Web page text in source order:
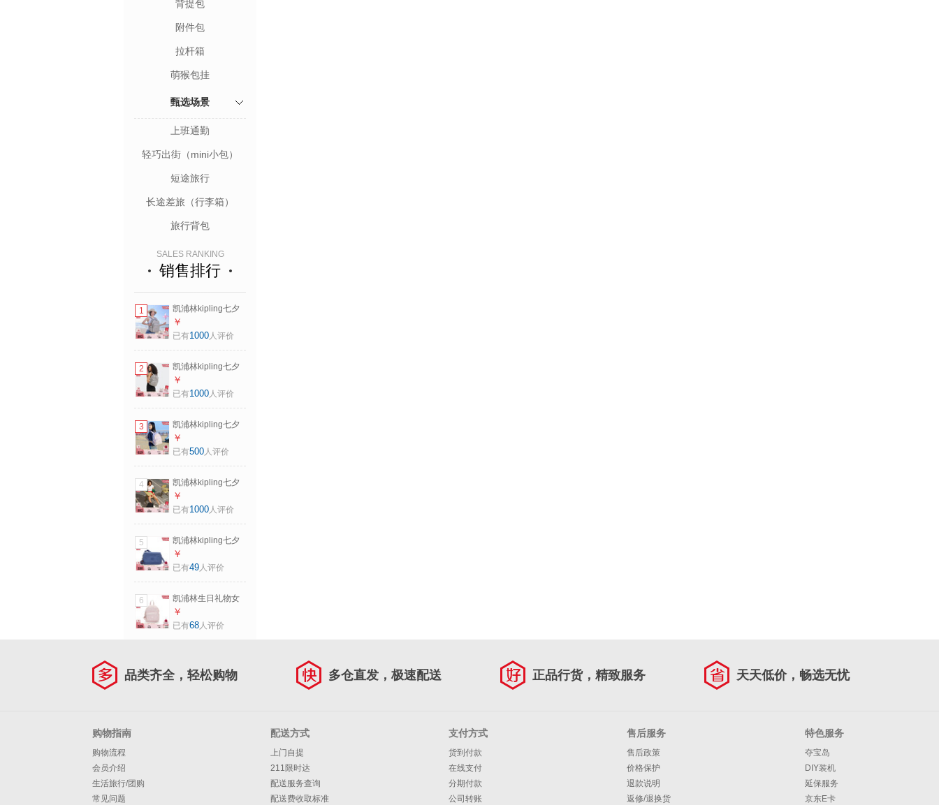
背提包
附件包
拉杆箱
萌猴包挂
甄选场景
上班通勤
轻巧出街（mini小包）
短途旅行
长途差旅（行李箱）
旅行背包
SALES RANKING
销售排行
1
凯浦林kipling七夕
礼物男女款大容量
轻便出游首尔包双
￥
已有1000人评价
2
凯浦林kipling七夕
礼物男女款大容量
轻便出游首尔包双
￥
已有1000人评价
3
凯浦林kipling七夕
情人节礼物男女款
大容量轻便双肩背
￥
已有500人评价
4
凯浦林kipling七夕
礼物男女款大容量
轻便出游首尔包双
￥
已有1000人评价
5
凯浦林kipling七夕
情人节礼物男女新
款简约背提单肩
￥
已有49人评价
6
凯浦林生日礼物女
款26春夏新款简约
双肩背包|MINI
￥
已有68人评价
品类齐全，轻松购物 多仓直发，极速配送 正品行货，精致服务 天天低价，畅选无忧
购物指南
购物流程
会员介绍
生活旅行/团购
常见问题
配送方式
上门自提
211限时达
配送服务查询
配送费收取标准
支付方式
货到付款
在线支付
分期付款
公司转账
售后服务
售后政策
价格保护
退款说明
返修/退换货
特色服务
夺宝岛
DIY装机
延保服务
京东E卡